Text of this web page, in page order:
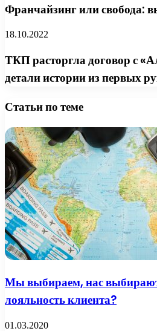
Франчайзинг или свобода:
18.10.2022
ТКП расторгла договор с
детали истории из первых
Статьи по теме
Мы выбираем, нас
лояльность клиента?
01.03.2020